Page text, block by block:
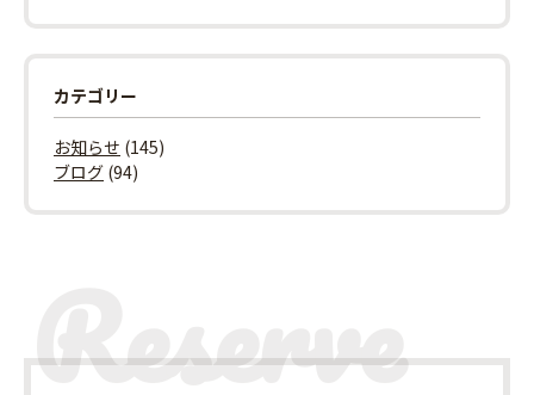
カテゴリー
お知らせ (145)
ブログ (94)